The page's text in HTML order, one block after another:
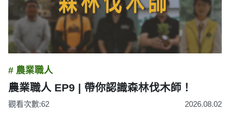
# 農業職人
農業職人 EP9 | 帶你認識森林伐木師！
觀看次數:62 2026.08.02